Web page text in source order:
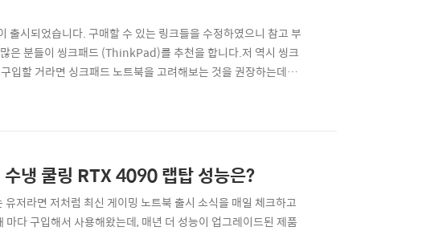
시되었습니다. 구매할 수 있는 링크들을 수정하였으니 참고 부
은 분들이 씽크패드 (ThinkPad)를 추천을 합니다.저 역시 씽크
입할 거라면 싱크패드 노트북을 고려해보는 것을 권장하는데요.
진만큼 씽크패드가 주는 안정성은 상당한 것 같습니다. 실제로
냉 쿨링 RTX 4090 랩탑 성능은?
저라면 저처럼 최신 게이밍 노트북 출시 소식을 매일 체크하고
다 구입해서 사용해왔는데, 매년 더 성능이 업그레이드된 제품